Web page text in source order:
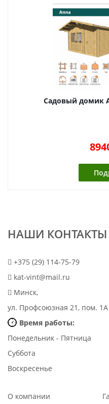
Садовый домик
НАШИ КОНТАКТЫ
+375 (29) 114-75-79
kat-vint@mail.ru
Минск,
ул. Профсоюзная 21, пом. 1А
Время работы:
Понедельник - Пятница
Суббота
Воскресенье
О компании